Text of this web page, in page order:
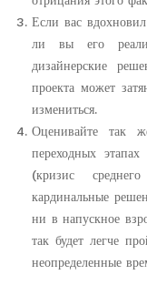
Если вас
ли вы его
дизайнерские
проекта может
измениться.
Оценивайте так
переходных
(кризис
кардинальные
ни в напускное
так будет легче
неопределенные